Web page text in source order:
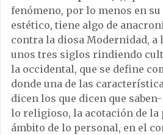
fenómeno, por lo menos en su
estético, tiene algo de
contra la diosa Modernidad, a
unos tres siglos rindiendo
la occidental, que se define
donde una de las
dicen los que dicen que
lo religioso, la acotación de
ámbito de lo personal, en el